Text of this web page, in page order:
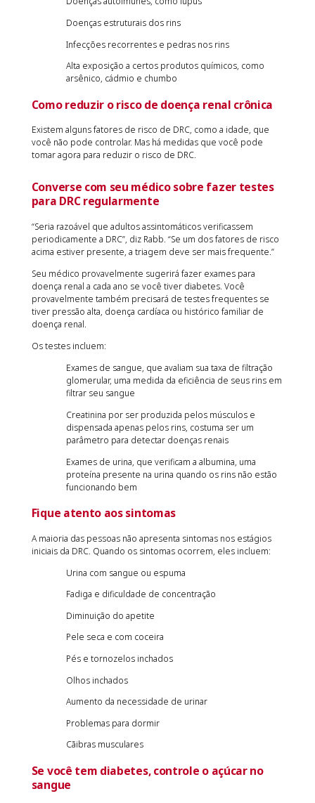
Doenças estruturais dos rins
Infecções recorrentes e pedras nos rins
Alta exposição a certos produtos químicos, como
arsênico, cádmio e chumbo
Como reduzir o risco de doença renal crônica
Existem alguns fatores de risco de DRC, como a idade, que
você não pode controlar. Mas há medidas que você pode
tomar agora para reduzir o risco de DRC.
Converse com seu médico sobre fazer testes
para DRC regularmente
“Seria razoável que adultos assintomáticos verificassem
periodicamente a DRC”, diz Rabb. “Se um dos fatores de risco
acima estiver presente, a triagem deve ser mais frequente.”
Seu médico provavelmente sugerirá fazer exames para
doença renal a cada ano se você tiver diabetes. Você
provavelmente também precisará de testes frequentes se
tiver pressão alta, doença cardíaca ou histórico familiar de
doença renal.
Os testes incluem:
Exames de sangue, que avaliam sua taxa de filtração
glomerular, uma medida da eficiência de seus rins em
filtrar seu sangue
Creatinina por ser produzida pelos músculos e
dispensada apenas pelos rins, costuma ser um
parâmetro para detectar doenças renais
Exames de urina, que verificam a albumina, uma
proteína presente na urina quando os rins não estão
funcionando bem
Fique atento aos sintomas
A maioria das pessoas não apresenta sintomas nos estágios
iniciais da DRC. Quando os sintomas ocorrem, eles incluem:
Urina com sangue ou espuma
Fadiga e dificuldade de concentração
Diminuição do apetite
Pele seca e com coceira
Pés e tornozelos inchados
Olhos inchados
Aumento da necessidade de urinar
Problemas para dormir
Cãibras musculares
Se você tem diabetes, controle o açúcar no
sangue